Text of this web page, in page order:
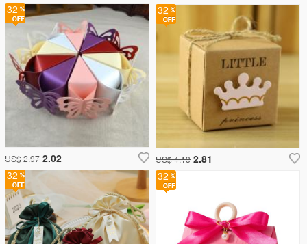
32
US$ 2.97 2.02
32
US$ 4.13 2.81
32 32